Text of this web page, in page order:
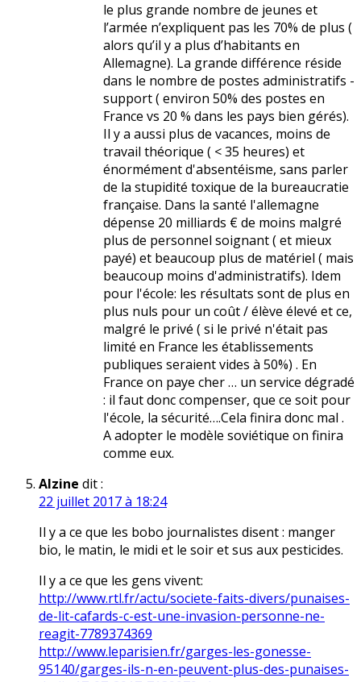
le plus grande nombre de jeunes et
l’armée n’expliquent pas les 70% de plus (
alors qu’il y a plus d’habitants en
Allemagne). La grande différence réside
dans le nombre de postes administratifs -
support ( environ 50% des postes en
France vs 20 % dans les pays bien gérés).
Il y a aussi plus de vacances, moins de
travail théorique ( < 35 heures) et
énormément d'absentéisme, sans parler
de la stupidité toxique de la bureaucratie
française. Dans la santé l'allemagne
dépense 20 milliards € de moins malgré
plus de personnel soignant ( et mieux
payé) et beaucoup plus de matériel ( mais
beaucoup moins d'administratifs). Idem
pour l'école: les résultats sont de plus en
plus nuls pour un coût / élève élevé et ce,
malgré le privé ( si le privé n'était pas
limité en France les établissements
publiques seraient vides à 50%) . En
France on paye cher … un service dégradé
: il faut donc compenser, que ce soit pour
l'école, la sécurité….Cela finira donc mal .
A adopter le modèle soviétique on finira
comme eux.
Alzine dit :
22 juillet 2017 à 18:24
Il y a ce que les bobo journalistes disent : manger
bio, le matin, le midi et le soir et sus aux pesticides.
Il y a ce que les gens vivent:
http://www.rtl.fr/actu/societe-faits-divers/punaises-
de-lit-cafards-c-est-une-invasion-personne-ne-
reagit-7789374369
http://www.leparisien.fr/garges-les-gonesse-
95140/garges-ils-n-en-peuvent-plus-des-punaises-